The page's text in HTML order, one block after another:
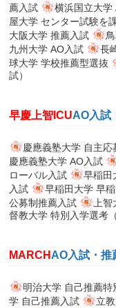
薦入試
横浜国立大学
屋大学 センター試験を
大阪大学 推薦入試
九州大学 AO入試
長
球大学 学校推薦型選抜
試）
早慶上智ICUAO入試
慶應義塾大学 自主
慶應義塾大学 AO入試
ローバル入試
早稲田
入試
早稲田大学 早
公募制推薦入試
上
督教大学 特別入学選考
MARCH AO入試・推
明治大学 自己推薦特
学 自己推薦入試
立